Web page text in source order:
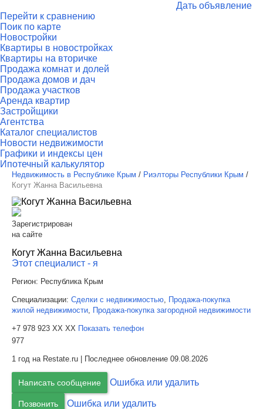
Дать объявление
Перейти к сравнению
Поик по карте
Новостройки
Квартиры в новостройках
Квартиры на вторичке
Продажа комнат и долей
Продажа домов и дач
Продажа участков
Аренда квартир
Застройщики
Агентства
Каталог специалистов
Новости недвижимости
Графики и индексы цен
Ипотечный калькулятор
Недвижимость в Республике Крым / Риэлторы Республики Крым /
Когут Жанна Васильевна
Зарегистрирован
на сайте
Когут Жанна Васильевна
Этот специалист - я
Регион: Республика Крым
Специализации: Сделки с недвижимостью, Продажа-покупка
жилой недвижимости, Продажа-покупка загородной недвижимости
+7 978 923 XX XX Показать телефон
977
1 год на Restate.ru | Последнее обновление 09.08.2026
Написать сообщение Ошибка или удалить
Позвонить Ошибка или удалить